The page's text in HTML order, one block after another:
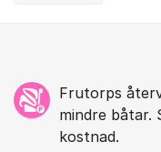
Frutorps
mindre båtar.
kostnad.